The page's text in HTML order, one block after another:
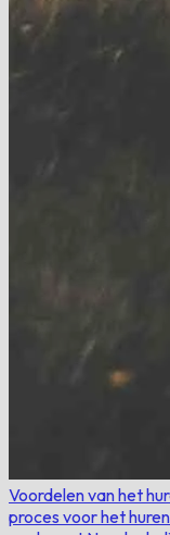
Voordelen van het
proces voor het